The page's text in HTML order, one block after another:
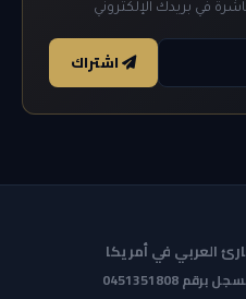
في بريدك الإلكتروني
اشتراك
العربي في أمريكا
0451351808